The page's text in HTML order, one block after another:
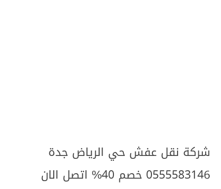
شركة نقل عفش حي الرياض جدة
0555583146 خصم 40% اتصل الان